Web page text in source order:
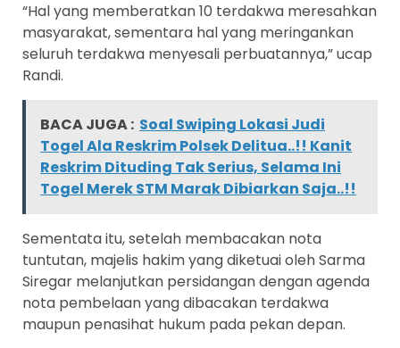
“Hal yang memberatkan 10 terdakwa meresahkan
masyarakat, sementara hal yang meringankan
seluruh terdakwa menyesali perbuatannya,” ucap
Randi.
BACA JUGA : Soal Swiping Lokasi Judi
Togel Ala Reskrim Polsek Delitua..!! Kanit
Reskrim Dituding Tak Serius, Selama Ini
Togel Merek STM Marak Dibiarkan Saja..!!
Sementata itu, setelah membacakan nota
tuntutan, majelis hakim yang diketuai oleh Sarma
Siregar melanjutkan persidangan dengan agenda
nota pembelaan yang dibacakan terdakwa
maupun penasihat hukum pada pekan depan.